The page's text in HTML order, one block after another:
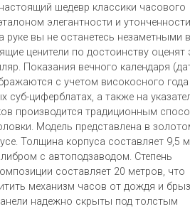
шедевр классики часового
элегантности и
вы не останетесь незаметными в
ценители по достоинству оценят
Показания вечного календаря
с учетом високосного
суб-циферблатах, а также на
производится традиционным
Модель представлена в
Толщина корпуса составляет 9,5
с автоподзаводом. Степень
составляет 20 метров, что
механизм часов от дождя и
надежно скрыты под толстым